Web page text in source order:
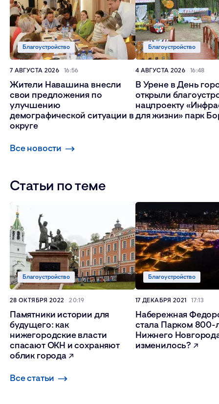
Жители Навашина внесли
свои предложения по
улучшению
демографической ситуации в
округе
Благоустройство
7 АВГУСТА 2026 16:56
В Урене в День
открыли
нацпроекту
для жизни» парк
Благоустройство
4 АВГУСТА 2026 16:48
Все новости
Статьи по теме
Памятники истории для
будущего: как
нижегородские власти
спасают ОКН и сохраняют
облик города
Благоустройство
28 ОКТЯБРЯ 2022 20:19
Набережная
стала Парком 800-
Нижнего
изменилось?
Благоустройство
17 ДЕКАБРЯ 2021 17:13
Все статьи